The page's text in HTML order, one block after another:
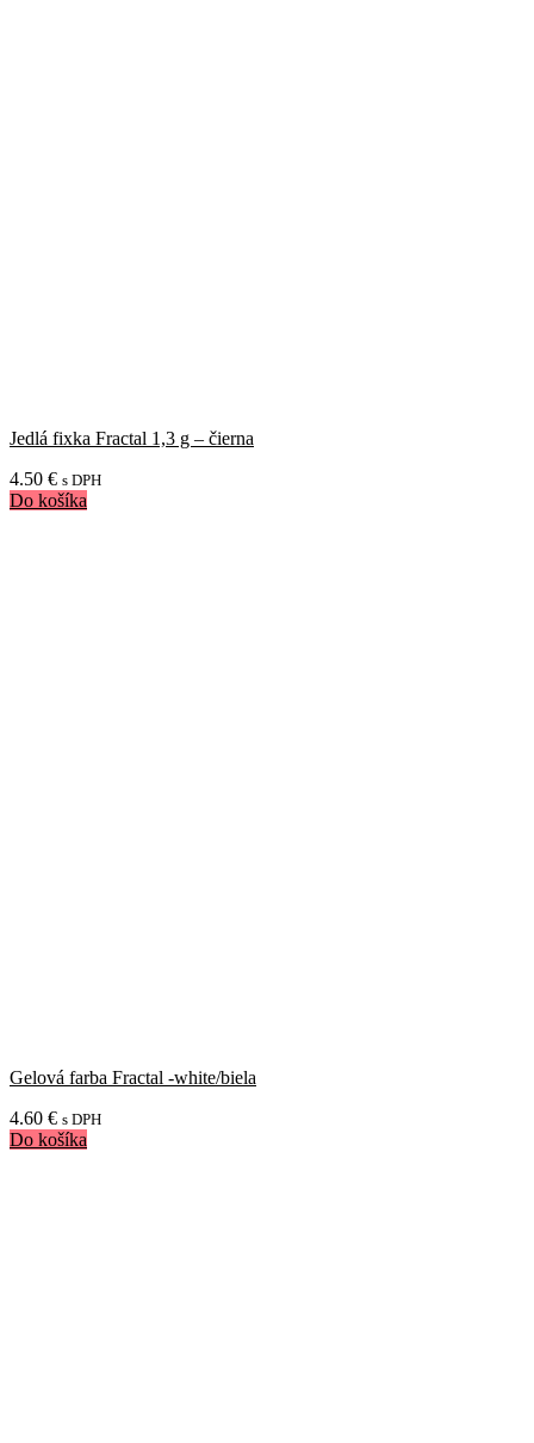
Jedlá fixka Fractal 1,3 g – čierna
4.50 € s DPH
Do košíka
Gelová farba Fractal -white/biela
4.60 € s DPH
Do košíka